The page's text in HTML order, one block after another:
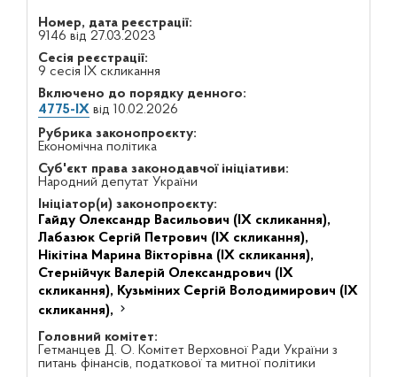
Номер, дата реєстрації:
9146 від 27.03.2023
Сесія реєстрації:
9 сесія IX скликання
Включено до порядку денного:
4775-IXвід 10.02.2026
Рубрика законопроєкту:
Економічна політика
Суб'єкт права законодавчої ініціативи:
Народний депутат України
Ініціатор(и) законопроєкту:
Гайду Олександр Васильович (IX скликання),
Лабазюк Сергій Петрович (IX скликання),
Нікітіна Марина Вікторівна (IX скликання),
Стернійчук Валерій Олександрович (IX
скликання), Кузьміних Сергій Володимирович (IX
скликання),
Головний комітет:
Гетманцев Д. О. Комітет Верховної Ради України з
питань фінансів, податкової та митної політики